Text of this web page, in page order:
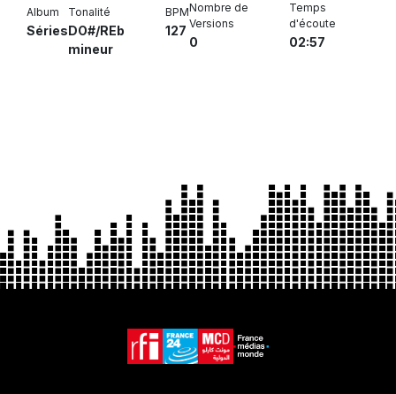
Album
Séries
Tonalité
DO#/REb
mineur
BPM
127
Nombre de
Versions
0
Temps
d'écoute
02:57